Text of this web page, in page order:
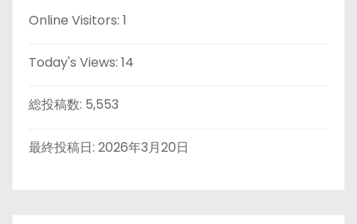
Online Visitors: 1
Today's Views: 14
総投稿数: 5,553
最終投稿日: 2026年3月20日